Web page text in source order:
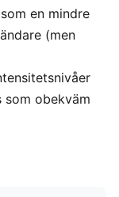
en mindre
(men
som obekväm